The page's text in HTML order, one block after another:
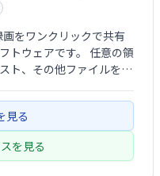
をワンクリックで共有
トウェアです。 任意の領
ト、その他ファイルを50
効率の向上に貢献しま
見る
を見る